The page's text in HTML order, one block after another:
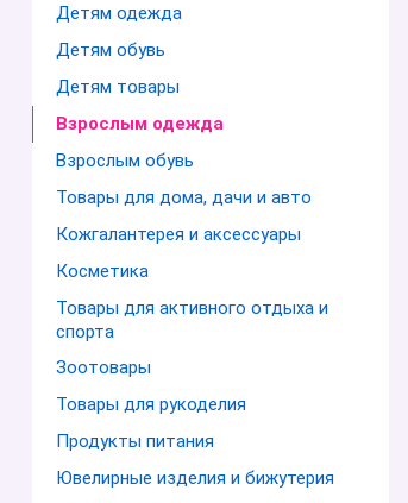
Детям одежда
Детям обувь
Детям товары
Взрослым одежда
Взрослым обувь
Товары для дома, дачи и авто
Кожгалантерея и аксессуары
Косметика
Товары для активного отдыха и
спорта
Зоотовары
Товары для рукоделия
Продукты питания
Ювелирные изделия и бижутерия